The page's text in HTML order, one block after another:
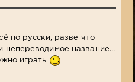
по русски, разве что
непереводимое название...
играть